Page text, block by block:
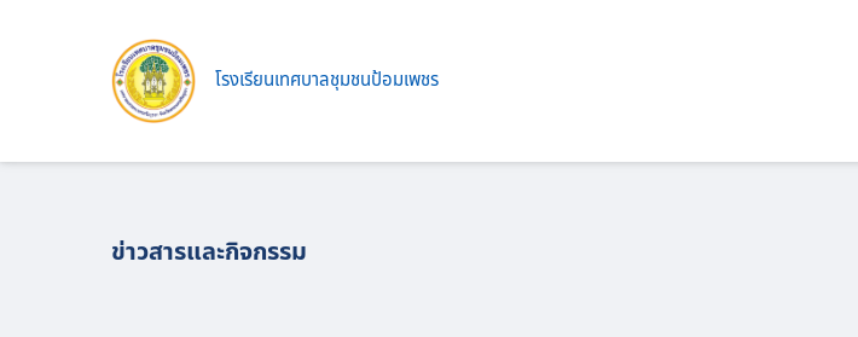
โรงเรียนเทศบาลชุมชนป้อมเพชร
ข่าวสารและกิจกรรม